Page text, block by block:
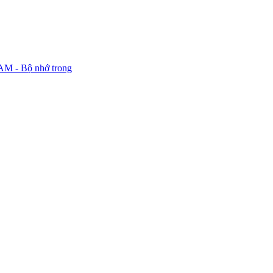
- Bộ nhớ trong